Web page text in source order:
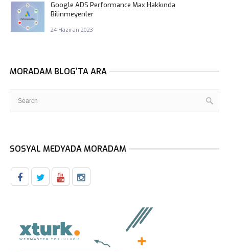
Google ADS Performance Max Hakkında
Bilinmeyenler
24 Haziran 2023
MORADAM BLOG’TA ARA
SOSYAL MEDYADA MORADAM